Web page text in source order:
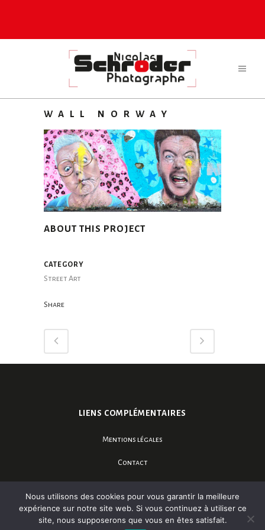
WALL NORWAY
ABOUT THIS PROJECT
CATEGORY
Street Art
Share
LIENS COMPLÉMENTAIRES
Mentions légales
Contact
Café Llorca
Nous utilisons des cookies pour vous garantir la meilleure
expérience sur notre site web. Si vous continuez à utiliser ce
site, nous supposerons que vous en êtes satisfait.